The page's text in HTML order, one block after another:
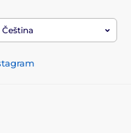
Čeština